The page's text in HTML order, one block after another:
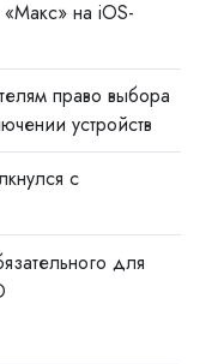
на iOS-
право выбора
устройств
с
для